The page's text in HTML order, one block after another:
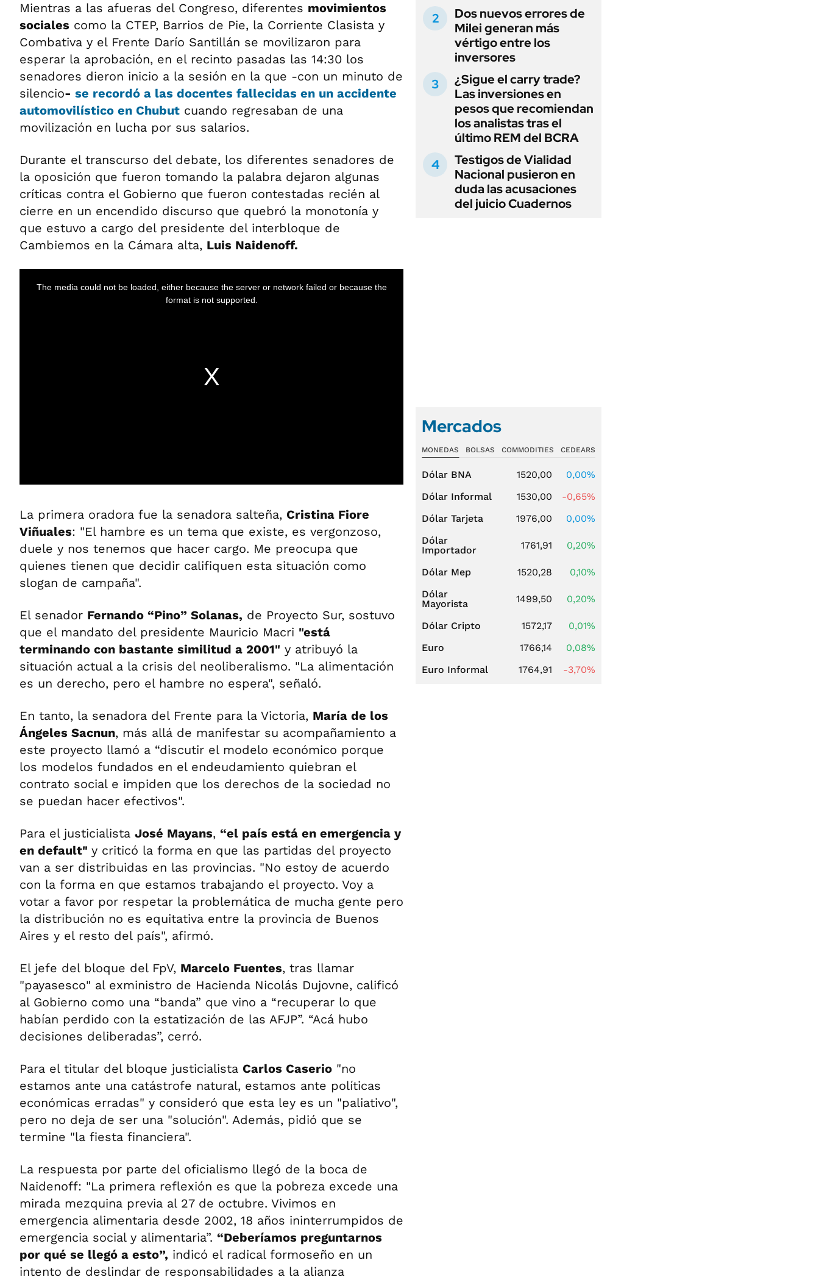
Mientras a las afueras del Congreso, diferentes movimientos
sociales como la CTEP, Barrios de Pie, la Corriente Clasista y
Combativa y el Frente Darío Santillán se movilizaron para
esperar la aprobación, en el recinto pasadas las 14:30 los
senadores dieron inicio a la sesión en la que -con un minuto de
silencio- se recordó a las docentes fallecidas en un accidente
automovilístico en Chubut cuando regresaban de una
movilización en lucha por sus salarios.
Durante el transcurso del debate, los diferentes senadores de
la oposición que fueron tomando la palabra dejaron algunas
críticas contra el Gobierno que fueron contestadas recién al
cierre en un encendido discurso que quebró la monotonía y
que estuvo a cargo del presidente del interbloque de
Cambiemos en la Cámara alta, Luis Naidenoff.
La primera oradora fue la senadora salteña, Cristina Fiore
Viñuales: "El hambre es un tema que existe, es vergonzoso,
duele y nos tenemos que hacer cargo. Me preocupa que
quienes tienen que decidir califiquen esta situación como
slogan de campaña".
El senador Fernando “Pino” Solanas, de Proyecto Sur, sostuvo
que el mandato del presidente Mauricio Macri "está
terminando con bastante similitud a 2001" y atribuyó la
situación actual a la crisis del neoliberalismo. "La alimentación
es un derecho, pero el hambre no espera", señaló.
En tanto, la senadora del Frente para la Victoria, María de los
Ángeles Sacnun, más allá de manifestar su acompañamiento a
este proyecto llamó a “discutir el modelo económico porque
los modelos fundados en el endeudamiento quiebran el
contrato social e impiden que los derechos de la sociedad no
se puedan hacer efectivos".
Para el justicialista José Mayans, “el país está en emergencia y
en default" y criticó la forma en que las partidas del proyecto
van a ser distribuidas en las provincias. "No estoy de acuerdo
con la forma en que estamos trabajando el proyecto. Voy a
votar a favor por respetar la problemática de mucha gente pero
la distribución no es equitativa entre la provincia de Buenos
Aires y el resto del país", afirmó.
El jefe del bloque del FpV, Marcelo Fuentes, tras llamar
"payasesco" al exministro de Hacienda Nicolás Dujovne, calificó
al Gobierno como una “banda” que vino a “recuperar lo que
habían perdido con la estatización de las AFJP”. “Acá hubo
decisiones deliberadas”, cerró.
Para el titular del bloque justicialista Carlos Caserio "no
estamos ante una catástrofe natural, estamos ante políticas
económicas erradas" y consideró que esta ley es un "paliativo",
pero no deja de ser una "solución". Además, pidió que se
termine "la fiesta financiera".
La respuesta por parte del oficialismo llegó de la boca de
Naidenoff: "La primera reflexión es que la pobreza excede una
mirada mezquina previa al 27 de octubre. Vivimos en
emergencia alimentaria desde 2002, 18 años ininterrumpidos de
emergencia social y alimentaria”. “Deberíamos preguntarnos
por qué se llegó a esto”, indicó el radical formoseño en un
intento de deslindar de responsabilidades a la alianza
Dos nuevos errores de
Milei generan más
vértigo entre los
inversores
¿Sigue el carry trade?
Las inversiones en
pesos que recomiendan
los analistas tras el
último REM del BCRA
Testigos de Vialidad
Nacional pusieron en
duda las acusaciones
del juicio Cuadernos
Mercados
MONEDAS BOLSAS COMMODITIES CEDEARS
Dólar BNA 1520,00
0,00%
Dólar Informal
1530,00
-0,65%
Dólar Tarjeta
1976,00
0,00%
Dólar
Importador
1761,91 0,20%
Dólar Mep 1520,28
0,10%
Dólar
Mayorista
1499,50 0,20%
Dólar Cripto 1572,17
0,01%
Euro
1766,14
0,08%
Euro Informal
1764,91 -3,70%